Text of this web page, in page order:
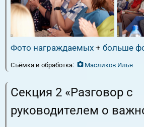
Фото награждаемых + больше
Съёмка и обработка: Масликов Илья
Секция 2 «Разговор с
руководителем о